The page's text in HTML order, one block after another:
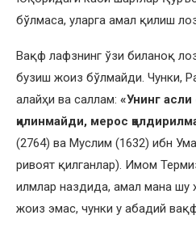
бўлмаса, уларга амал қилиш
Вақф лафзнинг ўзи биланоқ
бузиш жоиз бўлмайди. Чунки,
алайҳи ва саллам: «Унинг
қилинмайди, мерос
(2764) ва Муслим (1632) ибн
ривоят қилганлар). Имом
илмлар наздида, амал мана шу
жоиз эмас, чунки у абадий